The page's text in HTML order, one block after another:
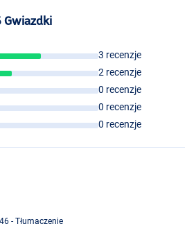
Gwiazdki
3 recenzje
2 recenzje
0 recenzje
0 recenzje
0 recenzje
- Tłumaczenie